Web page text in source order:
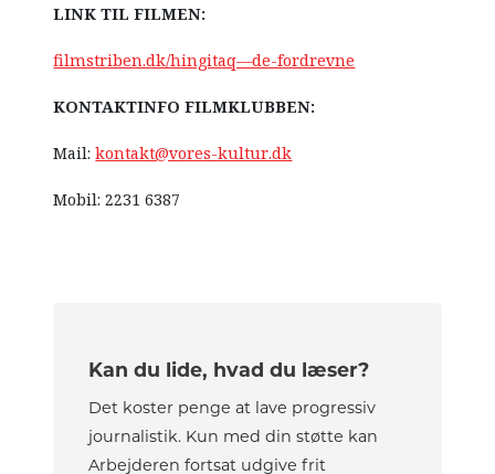
LINK TIL FILMEN:
filmstriben.dk/hingitaq—de-fordrevne
KONTAKTINFO FILMKLUBBEN:
Mail:kontakt@vores-kultur.dk
Mobil: 2231 6387
Kan du lide, hvad du læser?
Det koster penge at lave progressiv
journalistik. Kun med din støtte kan
Arbejderen fortsat udgive frit